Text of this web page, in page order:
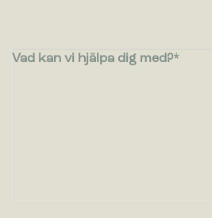
Vad kan vi hjälpa dig med?